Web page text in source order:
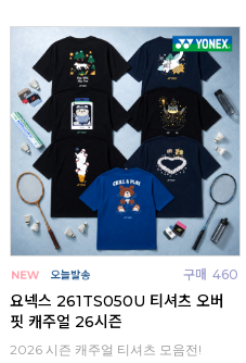
구매 460
요넥스 261TS050U 티셔츠 오버
핏 캐주얼 26시즌
2026 시즌 캐주얼 티셔츠 모음전!